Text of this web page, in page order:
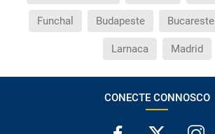
Funchal Budapeste Bucareste
Larnaca Madrid
CONECTE CONNOSCO